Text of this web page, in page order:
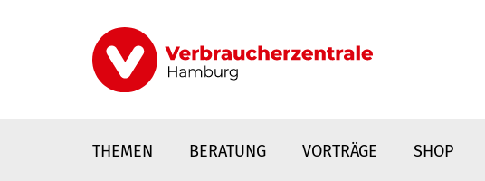
THEMEN BERATUNG VORTRÄGE SHOP